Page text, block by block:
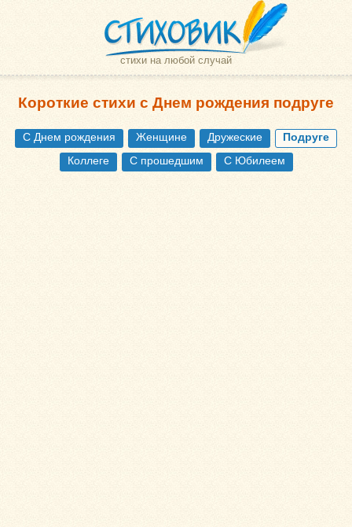
стихи на любой случай
Короткие стихи с Днем рождения подруге
С Днем рождения Женщине Дружеские
Подруге
Коллеге
С прошедшим С Юбилеем